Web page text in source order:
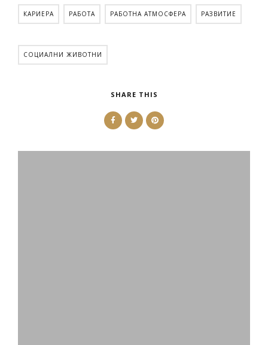
КАРИЕРА РАБОТА РАБОТНА АТМОСФЕРА РАЗВИТИЕ
СОЦИАЛНИ ЖИВОТНИ
SHARE THIS